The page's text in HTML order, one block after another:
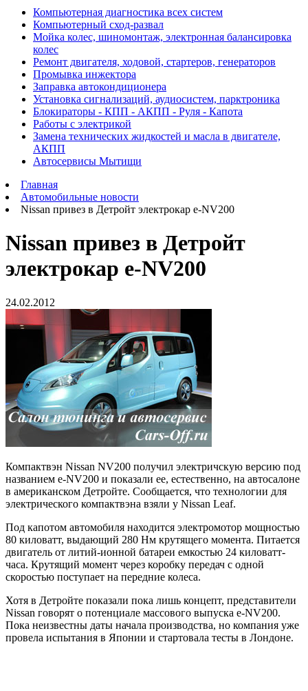
Компьютерная диагностика всех систем
Компьютерный сход-развал
Мойка колес, шиномонтаж, электронная балансировка
колес
Ремонт двигателя, ходовой, стартеров, генераторов
Промывка инжектора
Заправка автокондиционера
Установка сигнализаций, аудиосистем, парктроника
Блокираторы - КПП - АКПП - Руля - Капота
Работы с электрикой
Замена технических жидкостей и масла в двигателе,
АКПП
Автосервисы Мытищи
Главная
Автомобильные новости
Nissan привез в Детройт электрокар e-NV200
Nissan привез в Детройт
электрокар e-NV200
24.02.2012
Компактвэн Nissan NV200 получил электричскую версию под
названием e-NV200 и показали ее, естественно, на автосалоне
в американском Детройте. Сообщается, что технологии для
электрического компактвэна взяли у Nissan Leaf.
Под капотом автомобиля находится электромотор мощностью
80 киловатт, выдающий 280 Нм крутящего момента. Питается
двигатель от литий-ионной батареи емкостью 24 киловатт-
часа. Крутящий момент через коробку передач с одной
скоростью поступает на передние колеса.
Хотя в Детройте показали пока лишь концепт, представители
Nissan говорят о потенциале массового выпуска e-NV200.
Пока неизвестны даты начала производства, но компания уже
провела испытания в Японии и стартовала тесты в Лондоне.